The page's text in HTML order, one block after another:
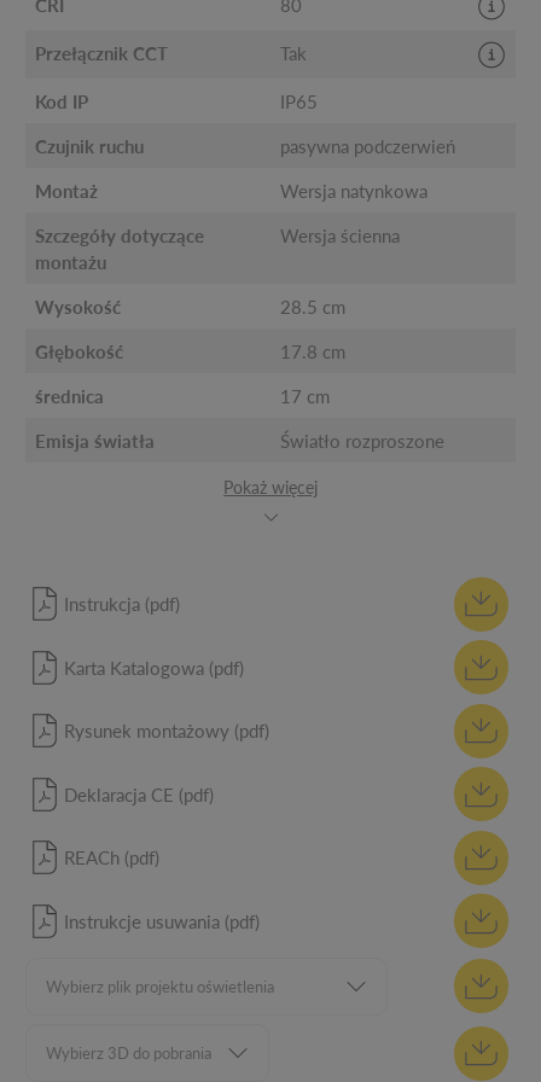
Przełącznik CCT Tak
Kod IP IP65
Czujnik ruchu pasywna podczerwień
Montaż Wersja natynkowa
Szczegóły dotyczące
montażu
Wersja ścienna
Wysokość 28.5 cm
Głębokość 17.8 cm
średnica 17 cm
Emisja światła Światło rozproszone
Pokaż więcej
Instrukcja (pdf)
Karta Katalogowa (pdf)
Rysunek montażowy (pdf)
Deklaracja CE (pdf)
REACh (pdf)
Instrukcje usuwania (pdf)